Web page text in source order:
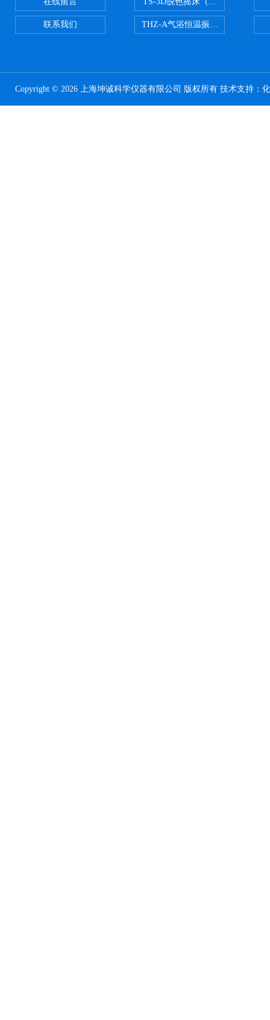
联系我们 THZ-A气浴恒温振荡器
Copyright © 2026 上海坤诚科学仪器有限公司 版权所有 技术支持：